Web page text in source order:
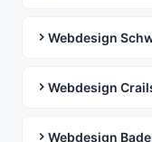
Webdesign
Webdesign
Webdesign